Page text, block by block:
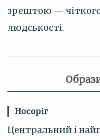
зрештою — чіткого
людськості.
Носоріг
Центральний і